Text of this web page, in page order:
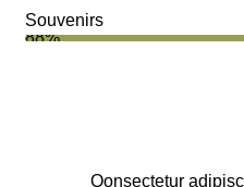
Souvenirs
88%
Qonsectetur